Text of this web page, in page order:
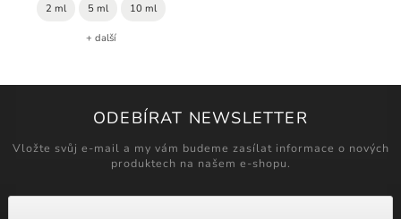
2 ml 5 ml 10 ml
+ další
ODEBÍRAT NEWSLETTER
Vložte svůj e-mail a my vám budeme zasílat informace o nových
produktech na našem e-shopu.